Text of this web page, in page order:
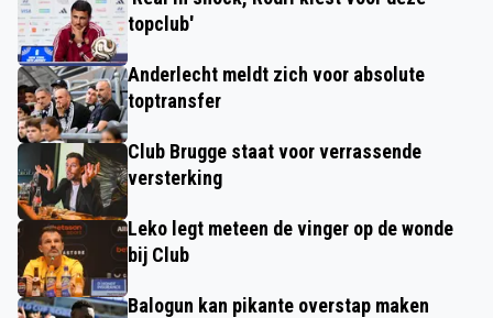
topclub'
Anderlecht meldt zich voor absolute
toptransfer
Club Brugge staat voor verrassende
versterking
Leko legt meteen de vinger op de wonde
bij Club
Balogun kan pikante overstap maken